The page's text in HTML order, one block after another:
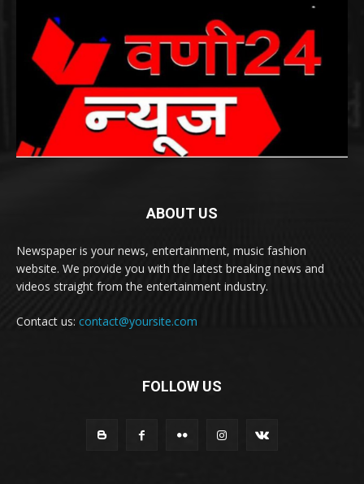
ABOUT US
Newspaper is your news, entertainment, music fashion
website. We provide you with the latest breaking news and
videos straight from the entertainment industry.
Contact us: contact@yoursite.com
FOLLOW US